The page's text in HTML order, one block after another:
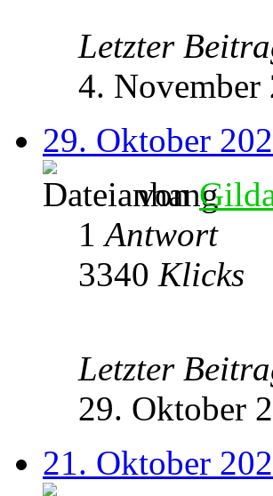
Letzter
4. November
29. Oktober
von
1Antwort
3340 Klicks
Letzter
29. Oktober
21. Oktober